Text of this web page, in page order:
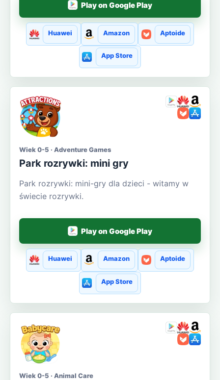
Play on Google Play
Huawei Amazon Aptoide
App Store
Wiek 0-5 · Adventure Games
Park rozrywki: mini gry
Park rozrywki: mini-gry dla dzieci - witamy w
świecie rozrywki.
Play on Google Play
Huawei Amazon Aptoide
App Store
Wiek 0-5 · Animal Care